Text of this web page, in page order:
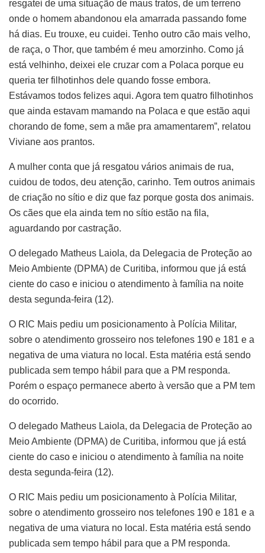
resgatei de uma situação de maus tratos, de um terreno
onde o homem abandonou ela amarrada passando fome
há dias. Eu trouxe, eu cuidei. Tenho outro cão mais velho,
de raça, o Thor, que também é meu amorzinho. Como já
está velhinho, deixei ele cruzar com a Polaca porque eu
queria ter filhotinhos dele quando fosse embora.
Estávamos todos felizes aqui. Agora tem quatro filhotinhos
que ainda estavam mamando na Polaca e que estão aqui
chorando de fome, sem a mãe pra amamentarem”, relatou
Viviane aos prantos.
A mulher conta que já resgatou vários animais de rua,
cuidou de todos, deu atenção, carinho. Tem outros animais
de criação no sítio e diz que faz porque gosta dos animais.
Os cães que ela ainda tem no sítio estão na fila,
aguardando por castração.
O delegado Matheus Laiola, da Delegacia de Proteção ao
Meio Ambiente (DPMA) de Curitiba, informou que já está
ciente do caso e iniciou o atendimento à família na noite
desta segunda-feira (12).
O RIC Mais pediu um posicionamento à Polícia Militar,
sobre o atendimento grosseiro nos telefones 190 e 181 e a
negativa de uma viatura no local. Esta matéria está sendo
publicada sem tempo hábil para que a PM responda.
Porém o espaço permanece aberto à versão que a PM tem
do ocorrido.
O delegado Matheus Laiola, da Delegacia de Proteção ao
Meio Ambiente (DPMA) de Curitiba, informou que já está
ciente do caso e iniciou o atendimento à família na noite
desta segunda-feira (12).
O RIC Mais pediu um posicionamento à Polícia Militar,
sobre o atendimento grosseiro nos telefones 190 e 181 e a
negativa de uma viatura no local. Esta matéria está sendo
publicada sem tempo hábil para que a PM responda.